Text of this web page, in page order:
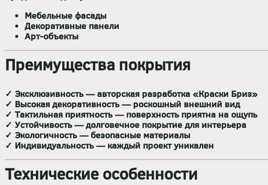
Мебельные фасады
Декоративные панели
Арт-объекты
Преимущества покрытия
✓ Эксклюзивность— авторская разработка «Краски Бриз»
✓ Высокая декоративность— роскошный внешний вид
✓ Тактильная приятность— поверхность приятна на ощупь
✓ Устойчивость— долговечное покрытие для интерьера
✓ Экологичность— безопасные материалы
✓ Индивидуальность— каждый проект уникален
Технические особенности